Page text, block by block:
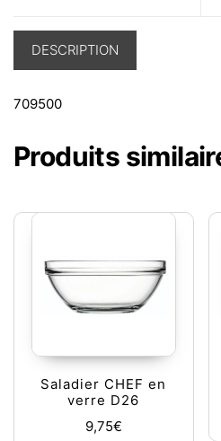
DESCRIPTION
709500
Produits
Saladier CHEF en
verre D26
9,75€